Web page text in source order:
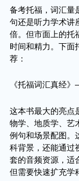
备考托福，词汇量
句还是听力学术讲
倍。但市面上的托
时间和精力。下面
荐：
《托福词汇真经
这本书最大的亮点
物学、地质学、艺
例句和场景配图。
科背景，还能通过
套的音频资源，适
但需要快速扩充学